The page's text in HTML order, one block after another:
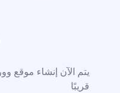
يتم الآن إنشاء موقع
قريبًا